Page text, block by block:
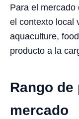
Para el mercado
el contexto local
aquaculture,
producto a la
Rango de
mercado